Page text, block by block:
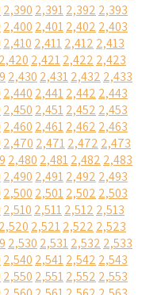
2,390 2,3912,392 2,393
2,400 2,4012,402 2,403
2,410 2,4112,412 2,413
2,420 2,4212,422 2,423
2,430 2,4312,432 2,433
2,440 2,4412,442 2,443
2,450 2,4512,452 2,453
2,460 2,4612,462 2,463
2,470 2,4712,472 2,473
2,480 2,4812,482 2,483
2,490 2,4912,492 2,493
2,500 2,5012,502 2,503
2,510 2,5112,512 2,513
2,520 2,5212,522 2,523
2,530 2,5312,532 2,533
2,540 2,5412,542 2,543
2,550 2,5512,552 2,553